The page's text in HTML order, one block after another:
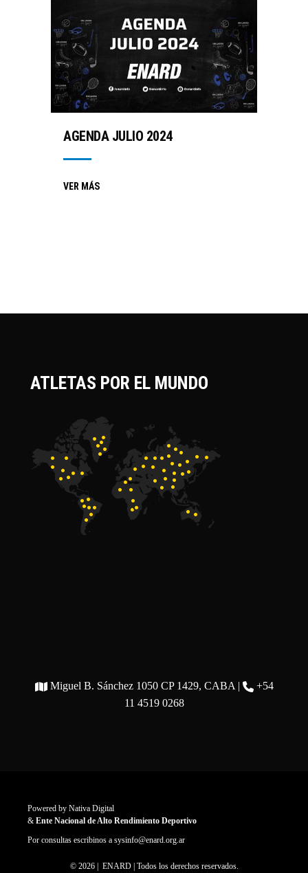
AGENDA JULIO 2024
VER MÁS
ATLETAS POR EL MUNDO
Miguel B. Sánchez 1050 CP 1429, CABA |
+54
11 4519 0268
Powered by Nativa Digital
& Ente Nacional de Alto Rendimiento Deportivo
Por consultas escribinos a sysinfo@enard.org.ar
© 2026 | ENARD | Todos los derechos reservados.